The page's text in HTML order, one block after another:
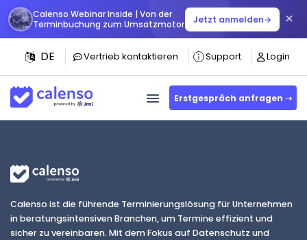
Calenso Webinar Inside | Von der
Terminbuchung zum Umsatzmotor
Jetzt anmelden→ ×
DE Vertrieb kontaktieren Support Login
Erstgespräch anfragen ➝
Calenso ist die führende Terminierungslösung für Unternehmen
in beratungsintensiven Branchen, um Termine effizient und
sicher zu vereinbaren. Mit dem Fokus auf Datenschutz und